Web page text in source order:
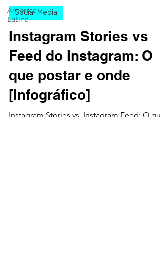
América
Latina
Amper Energia Humana
28 de out. de 2023
Social Media
Instagram Stories vs
Feed do Instagram: O
que postar e onde
[Infográfico]